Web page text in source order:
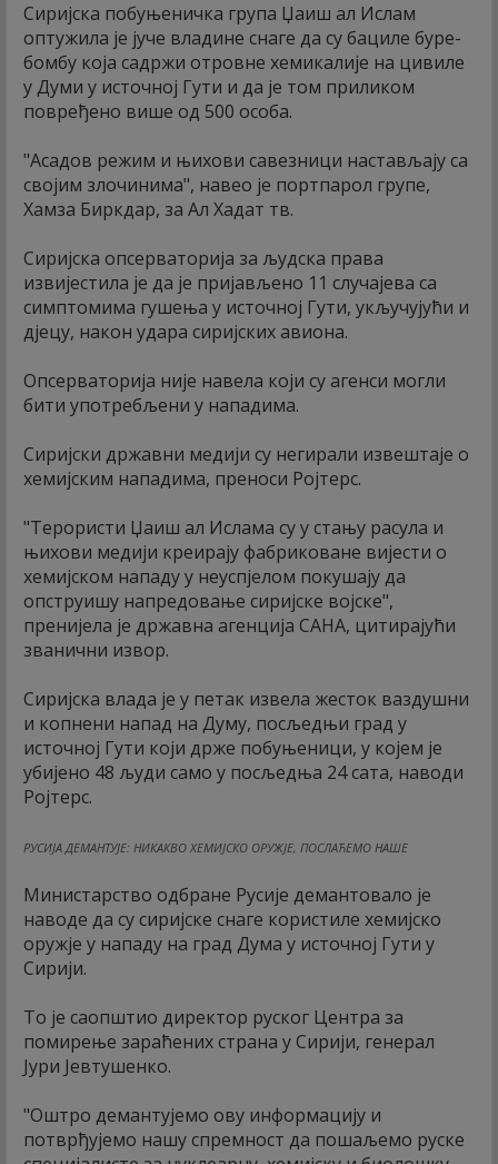
Сиријска побуњеничка група Џаиш ал Ислам
оптужила је јуче владине снаге да су бациле буре-
бомбу која садржи отровне хемикалије на цивиле
у Думи у источној Гути и да је том приликом
повређено више од 500 особа.
"Асадов режим и њихови савезници настављају са
својим злочинима", навео је портпарол групе,
Хамза Биркдар, за Ал Хадат тв.
Сиријска опсерваторија за људска права
извијестила је да је пријављено 11 случајева са
симптомима гушења у источној Гути, укључујући и
дјецу, након удара сиријских авиона.
Опсерваторија није навела који су агенси могли
бити употребљени у нападима.
Сиријски државни медији су негирали извештаје о
хемијским нападима, преноси Ројтерс.
"Терористи Џаиш ал Ислама су у стању расула и
њихови медији креирају фабриковане вијести о
хемијском нападу у неуспјелом покушају да
опструишу напредовање сиријске војске",
пренијела је државна агенција САНА, цитирајући
званични извор.
Сиријска влада је у петак извела жесток ваздушни
и копнени напад на Думу, посљедњи град у
источној Гути који држе побуњеници, у којем је
убијено 48 људи само у посљедња 24 сата, наводи
Ројтерс.
РУСИЈА ДЕМАНТУЈЕ: НИКАКВО ХЕМИЈСКО ОРУЖЈЕ, ПОСЛАЋЕМО НАШЕ
Министарство одбране Русије демантовало је
наводе да су сиријске снаге користиле хемијско
оружје у нападу на град Дума у источној Гути у
Сирији.
То је саопштио директор руског Центра за
помирење зараћених страна у Сирији, генерал
Јури Јевтушенко.
"Оштро демантујемо ову информацију и
потврђујемо нашу спремност да пошаљемо руске